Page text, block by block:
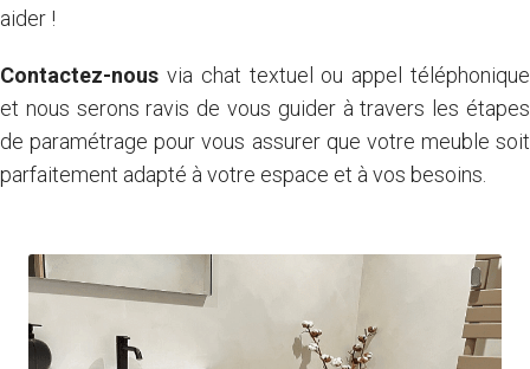
aider !
Contactez-nous via chat textuel ou appel téléphonique
et nous serons ravis de vous guider à travers les étapes
de paramétrage pour vous assurer que votre meuble soit
parfaitement adapté à votre espace et à vos besoins.